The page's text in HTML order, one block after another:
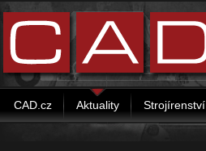
CAD.cz Aktuality Strojírenství